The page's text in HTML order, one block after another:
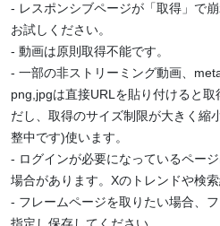
- レスポンシブページが「取得」で
お試しください。
- 動画は原則取得不能です。
- 一部の非ストリーミング動画、
png,jpgは直接URLを貼り付けると
だし、取得のサイズ制限が大きく縮
整中です)使います。
- ログインが必要になっているペー
場合があります。Xのトレンドや検
- フレームページを取りたい場合、